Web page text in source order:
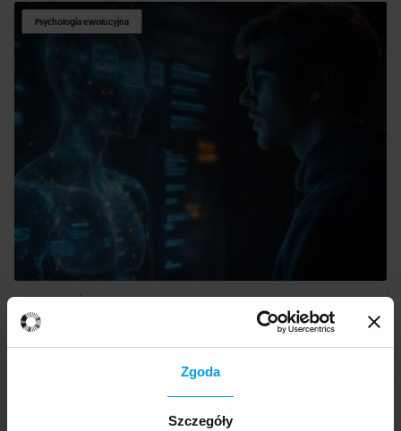
Zgoda
Szczegóły
Psychologia ewolucyjna
Pierwotne instynkty w nowoczesnym świecie